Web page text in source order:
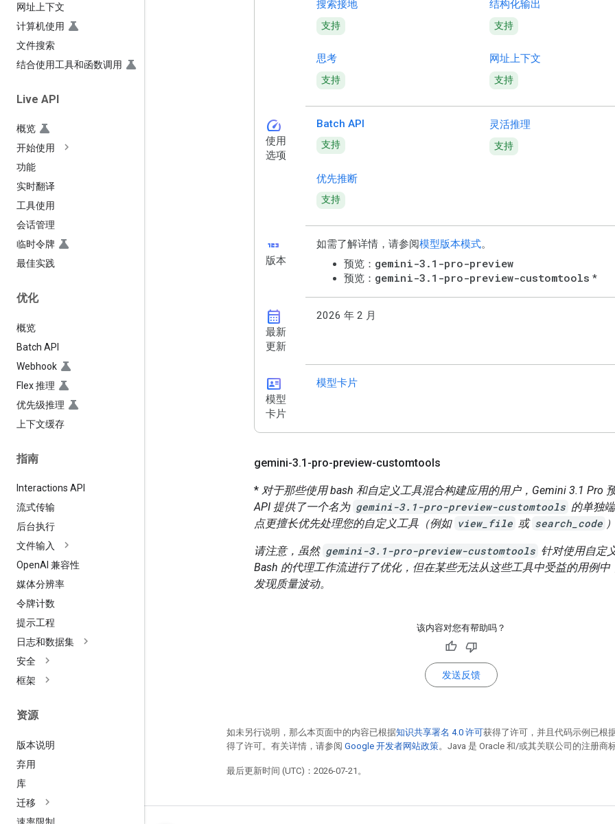
网址上下文
计算机使用
文件搜索
结合使用工具和函数调用
Live API
概览
开始使用
功能
实时翻译
工具使用
会话管理
临时令牌
最佳实践
优化
概览
Batch API
Webhook
Flex 推理
优先级推理
上下文缓存
指南
Interactions API
流式传输
后台执行
文件输入
OpenAI 兼容性
媒体分辨率
令牌计数
提示工程
日志和数据集
安全
框架
资源
版本说明
弃用
库
迁移
速率限制
搜索接地
支持
结构化输出
支持
思考
支持
网址上下文
支持
speed
使用
选项
Batch API
支持
灵活推理
支持
优先推断
支持
123
版本
如需了解详情，请参阅模型版本模式。
预览： gemini-3.1-pro-preview
预览： gemini-3.1-pro-preview-customtools *
calendar_month
最新
更新
2026 年 2 月
id_card
模型
卡片
模型卡片
gemini-3.1-pro-preview-customtools
* 对于那些使用 bash 和自定义工具混合构建应用的用户，Gemini 3.1 Pro
API 提供了一个名为 gemini-3.1-pro-preview-customtools 的单独
点更擅长优先处理您的自定义工具（例如 view_file 或 search_code
请注意，虽然 gemini-3.1-pro-preview-customtools 针对使用自定
Bash 的代理工作流进行了优化，但在某些无法从这些工具中受益的用例中
发现质量波动。
该内容对您有帮助吗？
发送反馈
如未另行说明，那么本页面中的内容已根据知识共享署名 4.0 许可获得了许可，并且代码示例已根
得了许可。有关详情，请参阅 Google 开发者网站政策。Java 是 Oracle 和/或其关联公司的注册商
最后更新时间 (UTC)：2026-07-21。